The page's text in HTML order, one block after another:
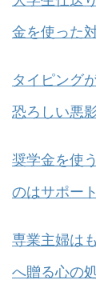
金を使った
タイピング
恐ろしい悪
奨学金を使
のはサポー
専業主婦は
へ贈る心の